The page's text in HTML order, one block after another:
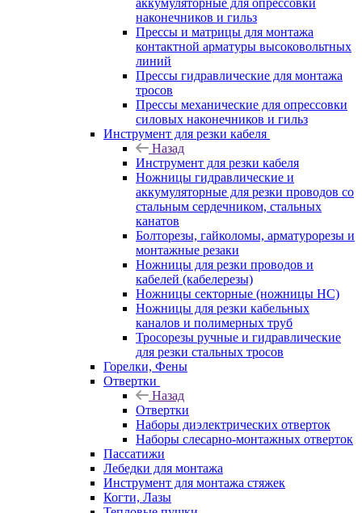
аккумуляторные для опрессовки
наконечников и гильз
Прессы и матрицы для монтажа
контактной арматуры высоковольтных
линий
Прессы гидравлические для монтажа
тросов
Прессы механические для опрессовки
силовых наконечников и гильз
Инструмент для резки кабеля
Назад
Инструмент для резки кабеля
Ножницы гидравлические и
аккумуляторные для резки проводов со
стальным сердечником, стальных
канатов
Болторезы, гайколомы, арматурорезы и
монтажные резаки
Ножницы для резки проводов и
кабелей (кабелерезы)
Ножницы секторные (ножницы НС)
Ножницы для резки кабельных
каналов и полимерных труб
Тросорезы ручные и гидравлические
для резки стальных тросов
Горелки, Фены
Отвертки
Назад
Отвертки
Наборы диэлектрических отверток
Наборы слесарно-монтажных отверток
Пассатижи
Лебедки для монтажа
Инструмент для монтажа стяжек
Когти, Лазы